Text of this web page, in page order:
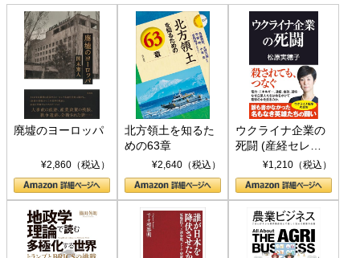
廃墟のヨーロッパ
¥2,860（税込）
北方領土を知るた
めの63章
¥2,640（税込）
ウクライナ企業の
死闘 (産経セレク
ト S 039)¥1,210（税込）